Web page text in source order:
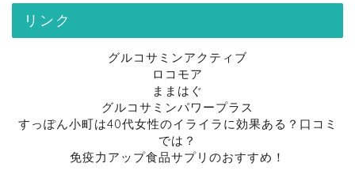
リンク
グルコサミンアクティブ
ロコモア
ままはぐ
グルコサミンパワープラス
すっぽん小町は40代女性のイライラに効果ある？口コミ
では？
免疫力アップ食品サプリのおすすめ！